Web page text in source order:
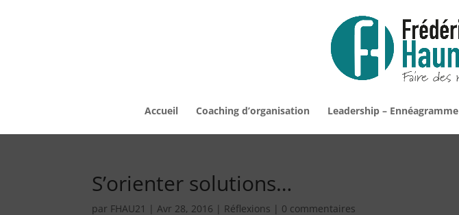
Accueil Coaching d’organisation Leadership – Ennéagramme
S’orienter solutions…
par FHAU21 |Avr 28, 2016 | Réflexions | 0 commentaires